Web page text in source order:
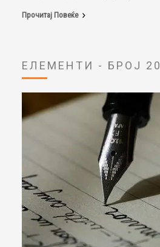
Прочитај Повеќе
ЕЛЕМЕНТИ - БРОЈ 20